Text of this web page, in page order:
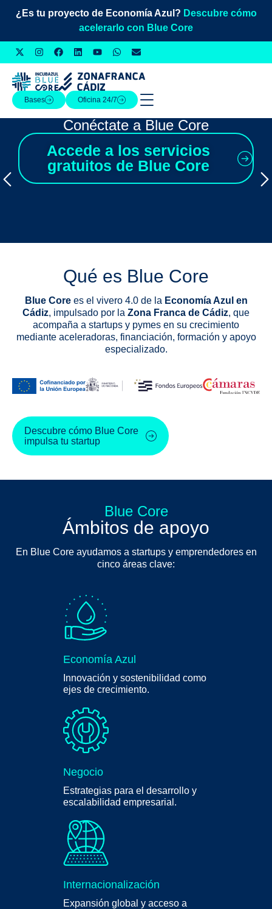
¿Es tu proyecto de Economía Azul? Descubre cómo
acelerarlo con Blue Core
Bases Oficina 24/7
Conéctate a Blue Core
Accede a los servicios
gratuitos de Blue Core
Qué es Blue Core
Blue Corees el vivero 4.0 de la Economía Azul en
Cádiz, impulsado por la Zona Franca de Cádiz, que
acompaña a startups y pymes en su crecimiento
mediante aceleradoras, financiación, formación y apoyo
especializado.
Descubre cómo Blue Core
impulsa tu startup
Blue Core
Ámbitos de apoyo
En Blue Core ayudamos a startups y emprendedores en
cinco áreas clave:
Economía Azul
Innovación y sostenibilidad como
ejes de crecimiento.
Negocio
Estrategias para el desarrollo y
escalabilidad empresarial.
Internacionalización
Expansión global y acceso a